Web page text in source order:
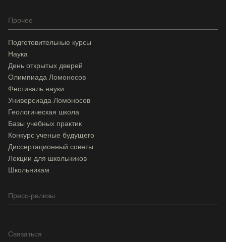
Прочее
Подготовительные курсы
Наука
День открытых дверей
Олимпиада Ломоносов
Фестиваль науки
Универсиада Ломоносов
Геологическая школа
Базы учебных практик
Конкурс ученые будущего
Диссертационный советы
Лекции для школьников
Школьникам
Пресс-релизы
Связаться